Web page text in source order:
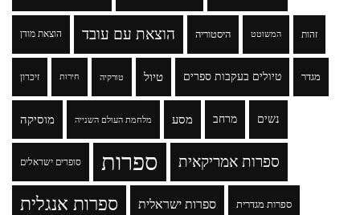
הוצאת מודן הוצאת עם עובד היסטוריה המשוטט זהות
זיכרון חירות טורקיה טיול טיולים בעקבות ספרים מגדר
מוסיקה מלחמת העולם השנייה מסע מרחב נשים
סופרים ישראלים ספרות ספרות אמריקאית
ספרות אנגלית ספרות ישראלית ספרות מגדרית